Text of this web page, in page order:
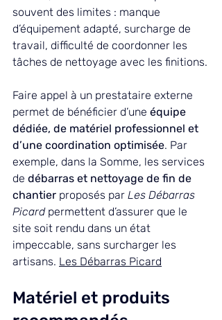
souvent des limites : manque
d’équipement adapté, surcharge de
travail, difficulté de coordonner les
tâches de nettoyage avec les finitions.
Faire appel à un prestataire externe
permet de bénéficier d’une équipe
dédiée, de matériel professionnel et
d’une coordination optimisée. Par
exemple, dans la Somme, les services
de débar­ras et nettoyage de fin de
chantier proposés par Les Débarras
Picard permettent d’assurer que le
site soit rendu dans un état
impeccable, sans surcharger les
artisans. Les Débarras Picard
Matériel et produits